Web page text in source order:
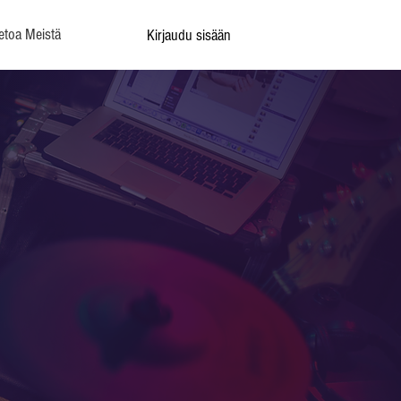
Meistä Kirjaudu sisään